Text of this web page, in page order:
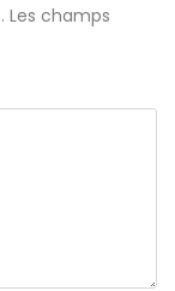
Les champs